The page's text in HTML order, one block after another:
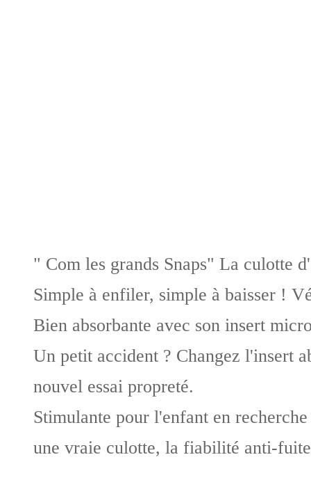
" Com les grands Snaps" La culotte
Simple à enfiler, simple à baisser !
Bien absorbante avec son insert
Un petit accident ? Changez l'insert
nouvel essai propreté.
Stimulante pour l'enfant en
une vraie culotte, la fiabilité anti-